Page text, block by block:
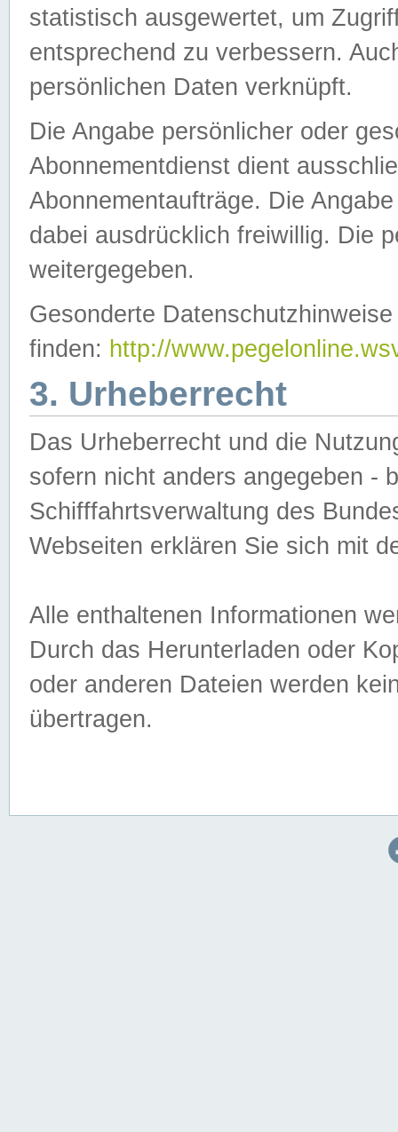
statistisch ausgewertet, um
entsprechend zu verbessern.
persönlichen Daten verknüpft.
Die Angabe persönlicher oder
Abonnementdienst dient
Abonnementaufträge. Die
dabei ausdrücklich freiwillig. Die
weitergegeben.
Gesonderte
finden: http://
3. Urheberrecht
Das Urheberrecht und die
sofern nicht anders angegeben -
Schifffahrtsverwaltung des
Webseiten erklären Sie sich mit
Alle enthaltenen Informationen
Durch das Herunterladen oder
oder anderen Dateien werden
übertragen.